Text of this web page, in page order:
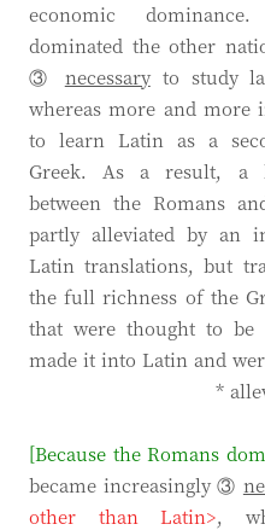
economic
dominated the other
③ necessaryto study
whereas more and more
to learn Latin as a
Greek. As a result, a
between the Romans
partly alleviated by an
Latin translations, but
the full richness of the
that were thought to
made it into Latin and
*
[Because the Romans
became increasingly ③
other than Latin>,